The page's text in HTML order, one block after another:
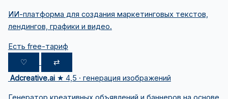
ИИ-платформа для создания маркетинговых текстов,
лендингов, графики и видео.
Есть free-тариф
♡
⇄
Adcreative.ai ★ 4,5 · генерация изображений